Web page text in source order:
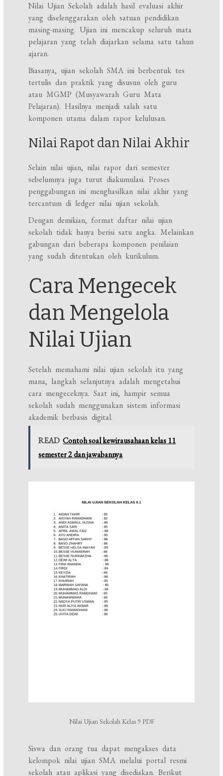
Nilai Ujian Sekolah adalah hasil evaluasi akhir
yang diselenggarakan oleh satuan pendidikan
masing-masing. Ujian ini mencakup seluruh mata
pelajaran yang telah diajarkan selama satu tahun
ajaran.
Biasanya, ujian sekolah SMA ini berbentuk tes
tertulis dan praktik yang disusun oleh guru
atau MGMP (Musyawarah Guru Mata
Pelajaran). Hasilnya menjadi salah satu
komponen utama dalam rapor kelulusan.
Nilai Rapot dan Nilai Akhir
Selain nilai ujian, nilai rapor dari semester
sebelumnya juga turut diakumulasi. Proses
penggabungan ini menghasilkan nilai akhir yang
tercantum di ledger nilai ujian sekolah.
Dengan demikian, format daftar nilai ujian
sekolah tidak hanya berisi satu angka. Melainkan
gabungan dari beberapa komponen penilaian
yang sudah ditentukan oleh kurikulum.
Cara Mengecek
dan Mengelola
Nilai Ujian
Setelah memahami nilai ujian sekolah itu yang
mana, langkah selanjutnya adalah mengetahui
cara mengeceknya. Saat ini, hampir semua
sekolah sudah menggunakan sistem informasi
akademik berbasis digital.
READ Contoh soal kewirausahaan kelas 11
semester 2 dan jawabannya
Nilai Ujian Sekolah Kelas 9 PDF
Siswa dan orang tua dapat mengakses data
kelompok nilai ujian SMA melalui portal resmi
sekolah atau aplikasi yang disediakan. Berikut